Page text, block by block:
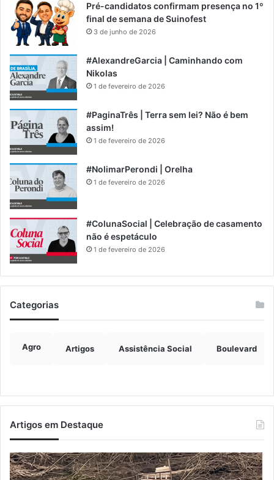
Pré-candidatos confirmam presença no 1º
final de semana de Suinofest
3 de junho de 2026
#AlexandreGarcia | Caminhando com
Nikolas
1 de fevereiro de 2026
#PaginaTrês | Terra sem lei? Não é bem
assim!
1 de fevereiro de 2026
#NolimarPerondi | Orelha
1 de fevereiro de 2026
#ColunaSocial | Celebração de casamento
não é espetáculo
1 de fevereiro de 2026
Categorias
Agro Artigos Assistência Social Boulevard
Artigos em Destaque
Turisvales
2026